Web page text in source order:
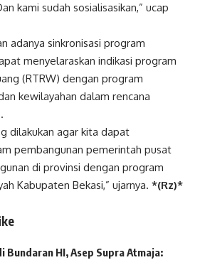
kami sudah sosialisasikan,” ucap
adanya sinkronisasi program
menyelaraskan indikasi program
(RTRW) dengan program
kewilayahan dalam rencana
dilakukan agar kita dapat
pembangunan pemerintah pusat
di provinsi dengan program
Kabupaten Bekasi,” ujarnya. *(Rz)*
Bundaran HI, Asep Supra Atmaja: